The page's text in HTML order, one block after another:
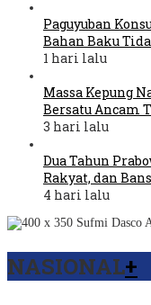
Paguyuban
Bahan Baku
1 hari lalu
Massa Kepung
Bersatu Ancam
3 hari lalu
Dua Tahun
Rakyat, dan
4 hari lalu
NASIONAL+